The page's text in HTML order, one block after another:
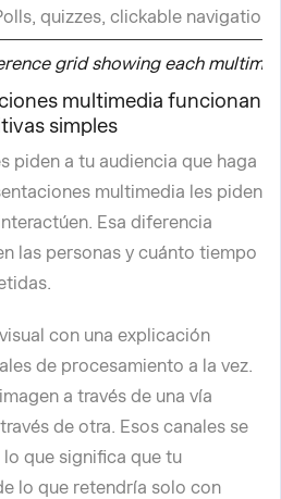
grid showing each
quizzes, clickable navigation,
multimedia funcionan
simples
piden a tu audiencia que haga
multimedia les piden
Esa diferencia
las personas y cuánto tiempo
con una explicación
de procesamiento a la vez.
a través de una vía
de otra. Esos canales se
que significa que tu
lo que retendría solo con